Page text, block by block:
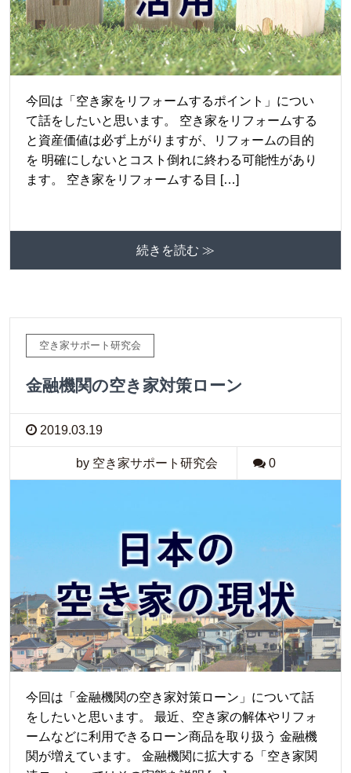
今回は「空き家をリフォームするポイント」につい
て話をしたいと思います。 空き家をリフォームする
と資産価値は必ず上がりますが、リフォームの目的
を 明確にしないとコスト倒れに終わる可能性があり
ます。 空き家をリフォームする目 […]
続きを読む ≫
空き家サポート研究会
金融機関の空き家対策ローン
2019.03.19
by 空き家サポート研究会 0
今回は「金融機関の空き家対策ローン」について話
をしたいと思います。 最近、空き家の解体やリフォ
ームなどに利用できるローン商品を取り扱う 金融機
関が増えています。 金融機関に拡大する「空き家関